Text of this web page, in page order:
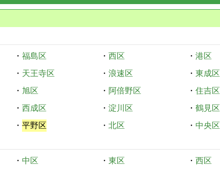
・ 福島区 ・ 西区 ・ 港区
・ 天王寺区 ・ 浪速区 ・ 東成区
・ 旭区 ・ 阿倍野区 ・ 住吉区
・ 西成区 ・ 淀川区 ・ 鶴見区
・ 平野区 ・ 北区 ・ 中央区
・ 中区 ・ 東区 ・ 西区